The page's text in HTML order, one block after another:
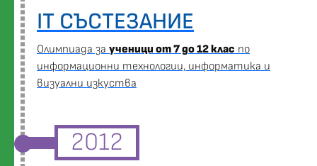
IT СЪСТЕЗАНИЕ
Oлимпиада за ученици от 7 до 12 клас по
информационни технологии, информатика и
визуални изкуства
2012